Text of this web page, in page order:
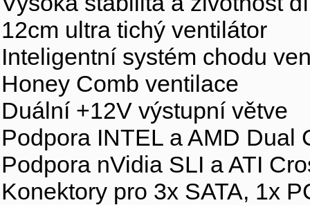
12cm ultra tichý ventilátor
Inteligentní systém chodu
Honey Comb ventilace
Duální +12V výstupní větve
Podpora INTEL a AMD Dual
Podpora nVidia SLI a ATI
Konektory pro 3x SATA, 1x